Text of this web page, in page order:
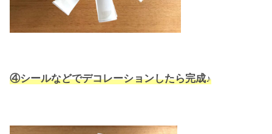
④シールなどでデコレーションしたら完成♪